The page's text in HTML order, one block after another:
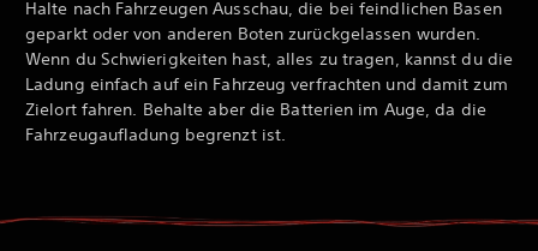
Halte nach Fahrzeugen Ausschau, die bei feindlichen Basen
geparkt oder von anderen Boten zurückgelassen wurden.
Wenn du Schwierigkeiten hast, alles zu tragen, kannst du die
Ladung einfach auf ein Fahrzeug verfrachten und damit zum
Zielort fahren. Behalte aber die Batterien im Auge, da die
Fahrzeugaufladung begrenzt ist.